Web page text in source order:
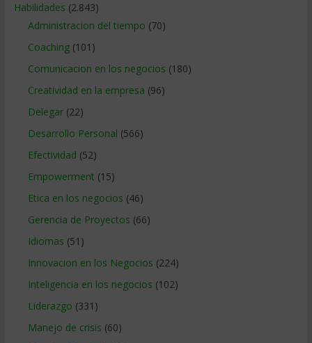
Habilidades (2.843)
Administracion del tiempo (70)
Coaching(101)
Comunicacion en los negocios (180)
Creatividad en la empresa (96)
Delegar(22)
Desarrollo Personal (566)
Efectividad (52)
Empowerment (15)
Etica en los negocios (46)
Gerencia de Proyectos (66)
Idiomas (51)
Innovacion en los Negocios (224)
Inteligencia en los negocios (102)
Liderazgo (331)
Manejo de crisis (60)